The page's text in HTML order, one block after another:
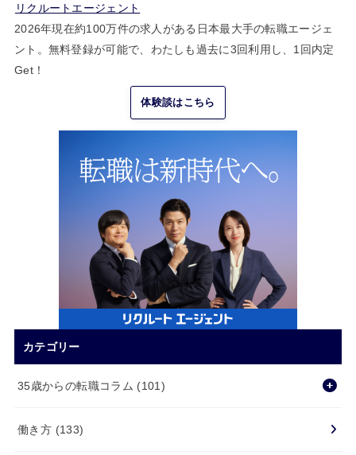
リクルートエージェント
2026年現在約100万件の求人がある日本最大手の転職エージェ
ント。無料登録が可能で、わたしも過去に3回利用し、1回内定
Get！
体験談はこちら
カテゴリー
35歳からの転職コラム (101)
働き方 (133)